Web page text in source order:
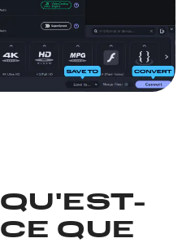
QU'EST-
CE QUE